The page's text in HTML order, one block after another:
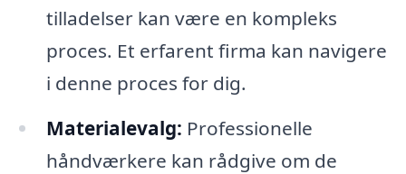
tilladelser kan være en kompleks
proces. Et erfarent firma kan navigere
i denne proces for dig.
Materialevalg: Professionelle
håndværkere kan rådgive om de